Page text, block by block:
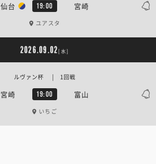
仙台 19:00 宮崎
ユアスタ
2026.09.02 [水]
宮崎 19:00 富山
ルヴァン杯 | 1回戦
いちご